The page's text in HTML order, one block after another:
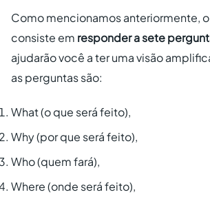
Como mencionamos anteriormente,
consiste em responder a sete
ajudarão você a ter uma visão
as perguntas são:
What (o que será feito),
Why (por que será feito),
Who (quem fará),
Where (onde será feito),